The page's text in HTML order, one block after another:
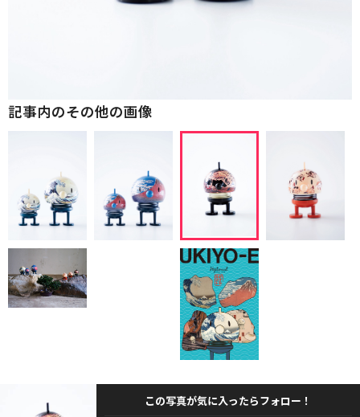
記事内のその他の画像
この写真が気に入ったらフォロー！